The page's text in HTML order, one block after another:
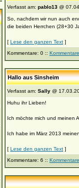
Verfasst am: pablo13 @
So, nachdem wir nun auch
die beiden Herrchen (28+30
[ Lese den ganzen Text ]
Kommentare: 0 ::
Hallo aus Sinsheim
Verfasst am: Sally @
Huhu ihr Lieben!
Ich möchte mich und meinen
Ich habe im März 2013
[ Lese den ganzen Text ]
Kommentare: 6 ::